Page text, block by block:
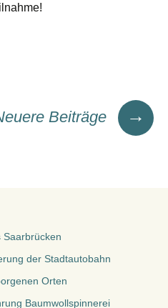
Beiträge →
Saarbrücken
der Stadtautobahn
Orten
Baumwollspinnerei